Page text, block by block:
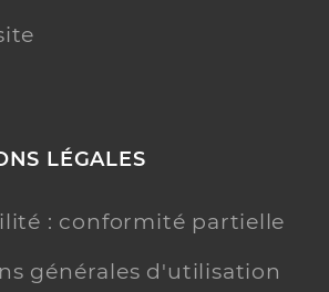
LÉGALES
: conformité partielle
générales d'utilisation